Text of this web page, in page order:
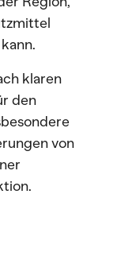
klaren
den
von